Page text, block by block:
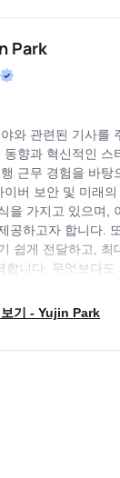
Park
와 관련된 기사를
향과 혁신적인 스
근무 경험을 바탕
버 보안 및 미래
을 가지고 있으며,
공하고자 합니다.
쉽게 전달하고, 최
합니다. 무엇보다도
니다. 그에 따라 늘
자들에게 최신 소식
기 - Yujin Park